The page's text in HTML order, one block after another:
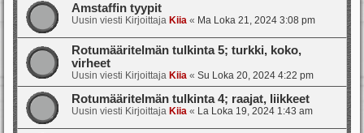
Amstaffin tyypit
Uusin viesti Kirjoittaja Kiia « Ma Loka 21, 2024 3:08 pm
Rotumääritelmän tulkinta 5; turkki, koko,
virheet
Uusin viesti Kirjoittaja Kiia « Su Loka 20, 2024 4:22 pm
Rotumääritelmän tulkinta 4; raajat, liikkeet
Uusin viesti Kirjoittaja Kiia « La Loka 19, 2024 1:43 am